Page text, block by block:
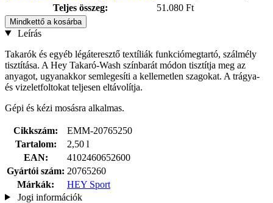
Teljes összeg:
51.080 Ft
Mindkettő a kosárba
Leírás
Takarók és egyéb légáteresztő textíliák funkciómegtartó, szálmély
tisztítása. A Hey Takaró-Wash színbarát módon tisztítja meg az
anyagot, ugyanakkor semlegesíti a kellemetlen szagokat. A trágya-
és vizeletfoltokat teljesen eltávolítja.
Gépi és kézi mosásra alkalmas.
Cikkszám:
EMM-20765250
Tartalom:
2,50 l
EAN:
4102460652600
Gyártói szám: 20765260
Márkák:
HEY Sport
Jogi információk